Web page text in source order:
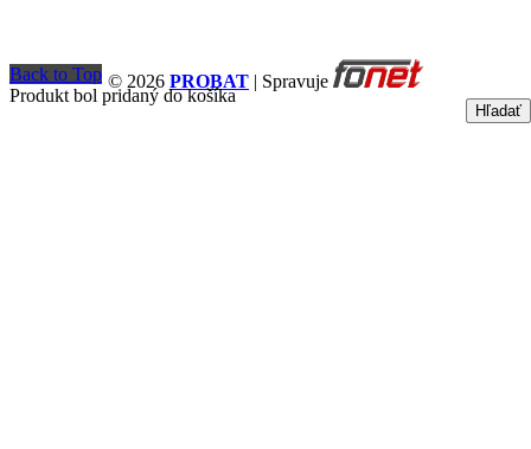
© 2026 PROBAT | Spravuje
Back to Top
Produkt bol pridaný do košíka